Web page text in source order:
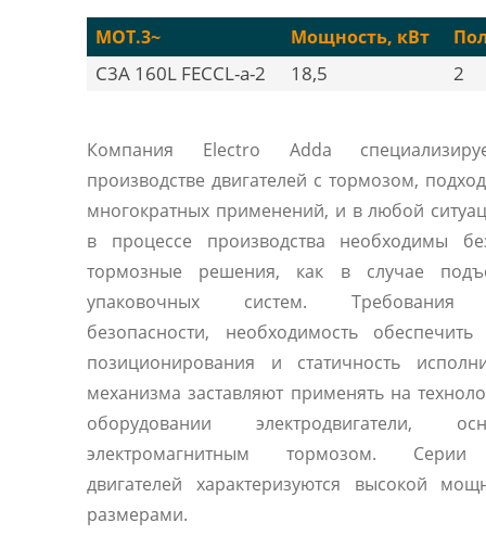
MOT.3~ Мощность, кВт
C3A 160L FECCL-a-2 18,5 2
Компания Electro Adda
производстве двигателей с тормозом,
многократных применений, и в любой
в процессе производства необходимы
тормозные решения, как в случае
упаковочных систем. Требования
безопасности, необходимость обеспечить
позиционирования и статичность
механизма заставляют применять на
оборудовании электродвигатели,
электромагнитным тормозом.
двигателей характеризуются высокой
размерами.